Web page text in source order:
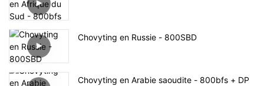
Chovyting en Russie - 800SBD
Chovyting en Arabie saoudite - 800bfs + DP